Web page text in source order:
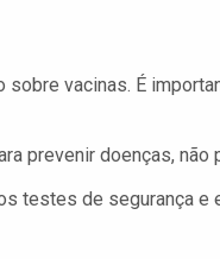
vacinas. É
prevenir doenças, não
testes de segurança e